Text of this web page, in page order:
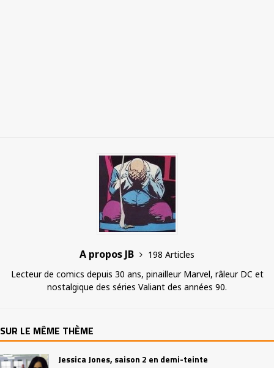
A propos JB
198 Articles
Lecteur de comics depuis 30 ans, pinailleur Marvel, râleur DC et
nostalgique des séries Valiant des années 90.
SUR LE MÊME THÈME
Jessica Jones, saison 2 en demi-teinte